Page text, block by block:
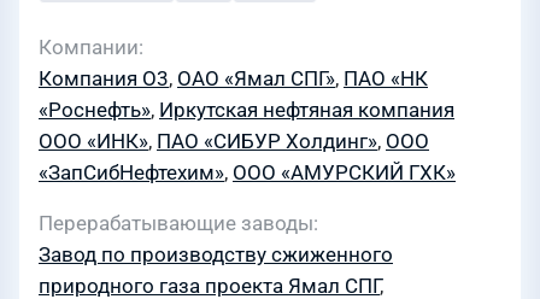
Компании
Компания О3, ОАО «Ямал СПГ», ПАО «НК
«Роснефть», Иркутская нефтяная компания
ООО «ИНК», ПАО «СИБУР Холдинг», ООО
«ЗапСибНефтехим», ООО «АМУРСКИЙ ГХК»
Перерабатывающие заводы
Завод по производству сжиженного
природного газа проекта Ямал СПГ,